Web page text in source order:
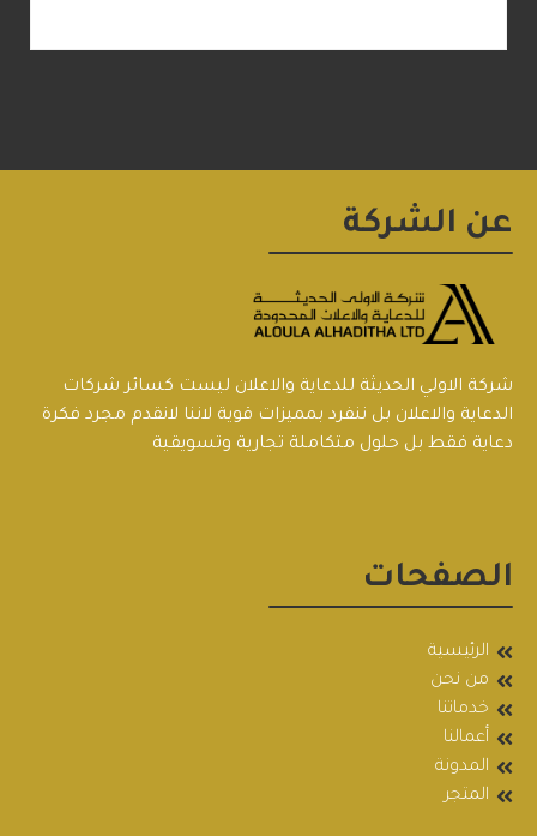
عن الشركة
شركة الاولي الحديثة للدعاية والاعلان ليست كسائر شركات
الدعاية والاعلان بل ننفرد بمميزات قوية لاننا لانقدم مجرد فكرة
دعاية فقط بل حلول متكاملة تجارية وتسويقية
الصفحات
الرئيسية
من نحن
خدماتنا
أعمالنا
المدونة
المتجر